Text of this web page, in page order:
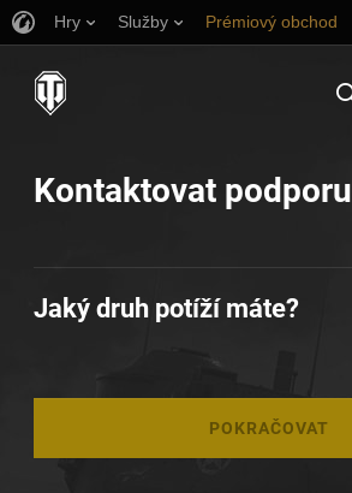
Hry Služby Prémiový obchod
Kontaktovat podporu
Jaký druh potíží máte?
POKRAČOVAT